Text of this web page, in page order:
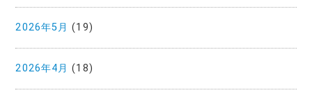
2026年5月 (19)
2026年4月 (18)